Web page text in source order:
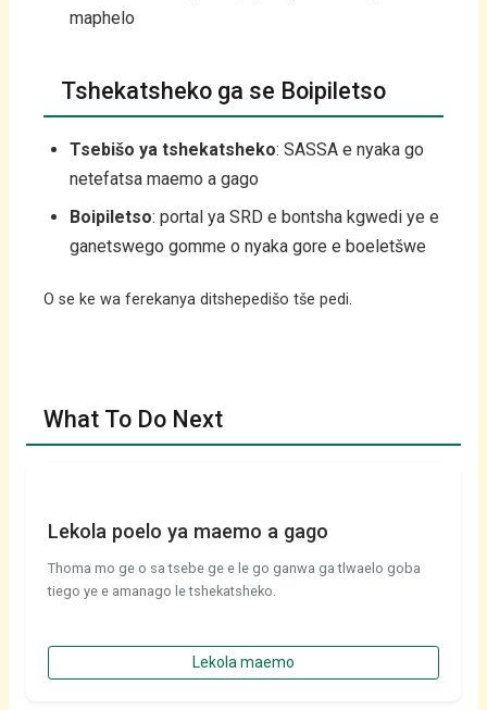
maphelo
Tshekatsheko ga se Boipiletso
Tsebišo ya tshekatsheko: SASSA e nyaka go
netefatsa maemo a gago
Boipiletso: portal ya SRD e bontsha kgwedi ye e
ganetswego gomme o nyaka gore e boeletšwe
O se ke wa ferekanya ditshepedišo tše pedi.
What To Do Next
Lekola poelo ya maemo a gago
Thoma mo ge o sa tsebe ge e le go ganwa ga tlwaelo goba
tiego ye e amanago le tshekatsheko.
Lekola maemo